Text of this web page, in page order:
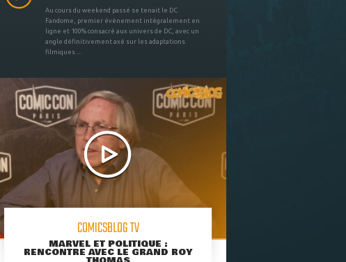
Au cours du weekend passé se tenait le DC
Fandome, premier évènement intégralement en
ligne et 100% consacré aux univers de DC, avec un
angle définitivement axé sur les adaptations
filmiques ...
COMICSBLOG TV
MARVEL ET POLITIQUE :
RENCONTRE AVEC LE GRAND ROY